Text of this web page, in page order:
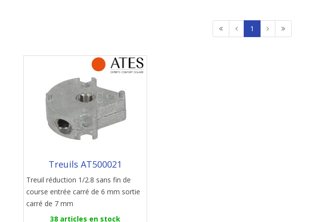
1
Treuils AT500021
Treuil réduction 1/2.8 sans fin de
course entrée carré de 6 mm sortie
carré de 7 mm
38 articles en stock